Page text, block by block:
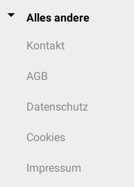
Alles andere
Kontakt
AGB
Datenschutz
Cookies
Impressum